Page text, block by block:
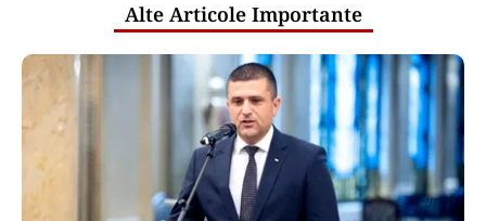
Alte Articole Importante